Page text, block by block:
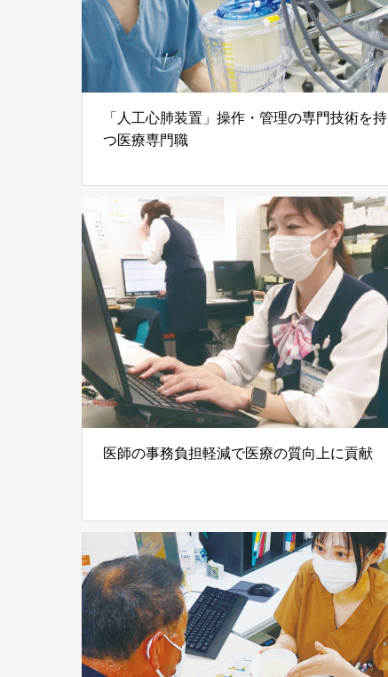
「人工心肺装置」操作・管理の専門技術を持
つ医療専門職
医師の事務負担軽減で医療の質向上に貢献